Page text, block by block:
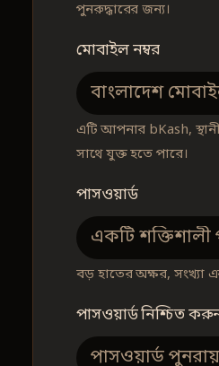
পুনরুদ্ধারের জন্য।
মোবাইল নম্বর
এটি আপনার bKash,
সাথে যুক্ত হতে পারে।
পাসওয়ার্ড
বড় হাতের অক্ষর, সংখ্যা
পাসওয়ার্ড নিশ্চিত